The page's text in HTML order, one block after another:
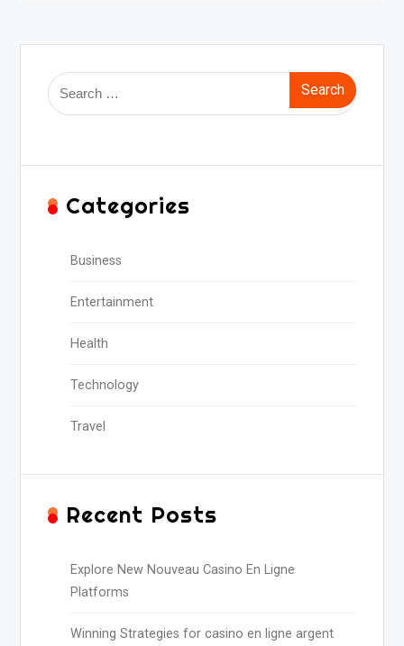
Search
for:
Categories
Business
Entertainment
Health
Technology
Travel
Recent Posts
Explore New Nouveau Casino En Ligne
Platforms
Winning Strategies for casino en ligne argent